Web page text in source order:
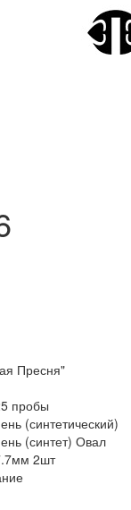
Пресня"
пробы
(синтетический)
(синтет) Овал
2шт